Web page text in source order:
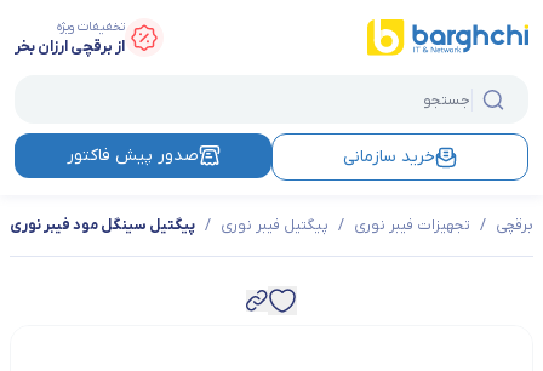
تخفیفات ویژه
از برقچی ارزان بخر
خرید سازمانی صدور پیش فاکتور
برقچی / تجهیزات فیبر نوری / پیگتیل فیبر نوری / پیگتیل سینگل مود فیبر نوری SC SX 900MIC 1M APC